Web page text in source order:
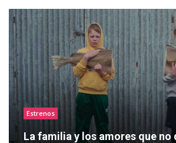
Estrenos
La familia y los amores que no